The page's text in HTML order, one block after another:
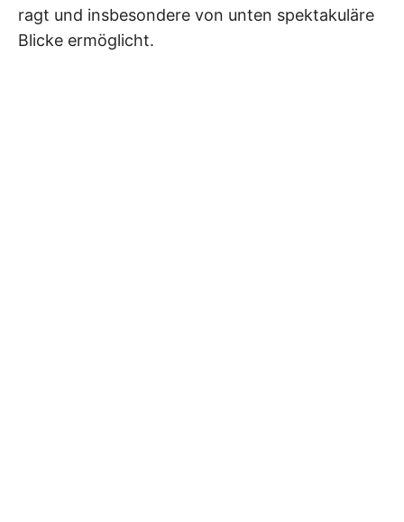
ragt und insbesondere von unten spektakuläre
Blicke ermöglicht.